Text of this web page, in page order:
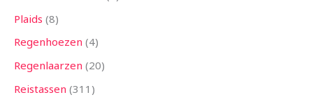
Plaids 8
Regenhoezen 4
Regenlaarzen 20
Reistassen 311